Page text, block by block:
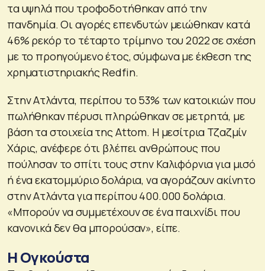
τα υψηλά που τροφοδοτήθηκαν από την
πανδημία. Οι αγορές επενδυτών μειώθηκαν κατά
46% ρεκόρ το τέταρτο τρίμηνο του 2022 σε σχέση
με το προηγούμενο έτος, σύμφωνα με έκθεση της
χρηματιστηριακής Redfin.
Στην Ατλάντα, περίπου το 53% των κατοικιών που
πωλήθηκαν πέρυσι πληρώθηκαν σε μετρητά, με
βάση τα στοιχεία της Attom. Η μεσίτρια Τζαζμίν
Χάρις, ανέφερε ότι βλέπει ανθρώπους που
πούλησαν το σπίτι τους στην Καλιφόρνια για μισό
ή ένα εκατομμύριο δολάρια, να αγοράζουν ακίνητο
στην Ατλάντα για περίπου 400.000 δολάρια.
«Μπορούν να συμμετέχουν σε ένα παιχνίδι που
κανονικά δεν θα μπορούσαν», είπε.
Η Ογκούστα